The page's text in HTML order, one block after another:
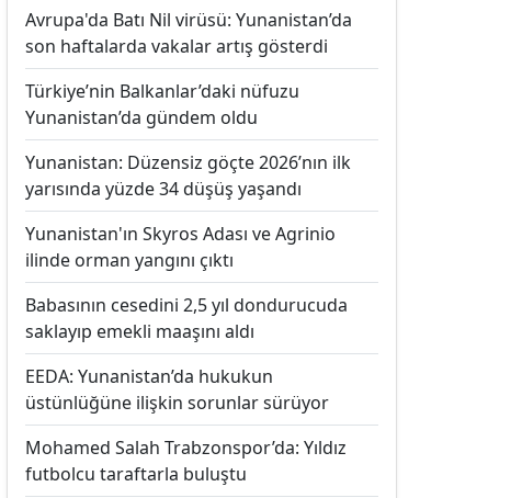
Avrupa'da Batı Nil virüsü: Yunanistan’da
son haftalarda vakalar artış gösterdi
Türkiye’nin Balkanlar’daki nüfuzu
Yunanistan’da gündem oldu
Yunanistan: Düzensiz göçte 2026’nın ilk
yarısında yüzde 34 düşüş yaşandı
Yunanistan'ın Skyros Adası ve Agrinio
ilinde orman yangını çıktı
Babasının cesedini 2,5 yıl dondurucuda
saklayıp emekli maaşını aldı
EEDA: Yunanistan’da hukukun
üstünlüğüne ilişkin sorunlar sürüyor
Mohamed Salah Trabzonspor’da: Yıldız
futbolcu taraftarla buluştu